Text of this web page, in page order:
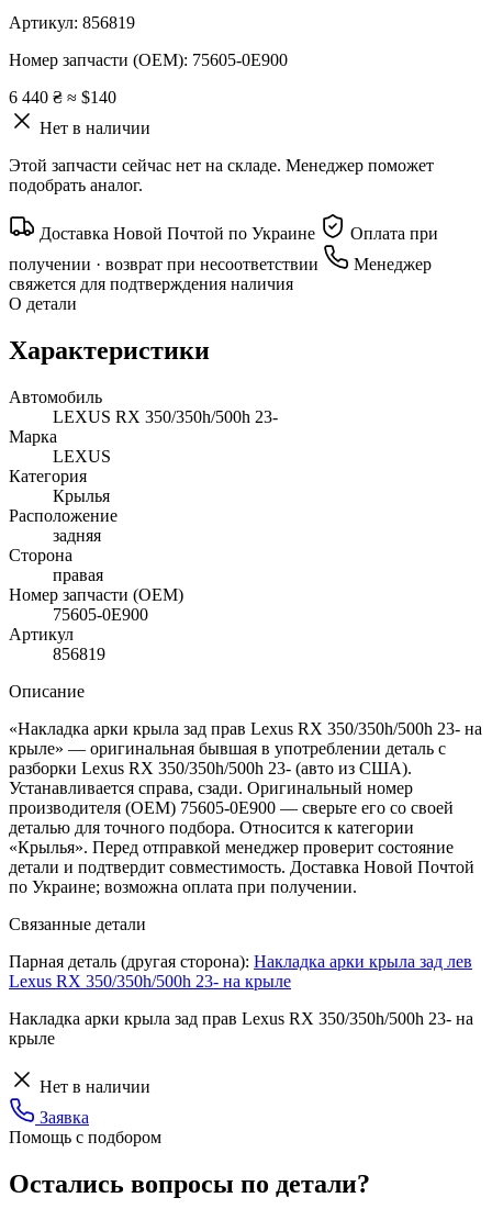
Артикул: 856819
Номер запчасти (OEM): 75605-0E900
6 440 ₴ ≈ $140
Нет в наличии
Этой запчасти сейчас нет на складе. Менеджер поможет
подобрать аналог.
Доставка Новой Почтой по Украине
Оплата при
получении · возврат при несоответствии
Менеджер
свяжется для подтверждения наличия
О детали
Характеристики
Автомобиль
LEXUS RX 350/350h/500h 23-
Марка
LEXUS
Категория
Крылья
Расположение
задняя
Сторона
правая
Номер запчасти (OEM)
75605-0E900
Артикул
856819
Описание
«Накладка арки крыла зад прав Lexus RX 350/350h/500h 23- на
крыле» — оригинальная бывшая в употреблении деталь с
разборки Lexus RX 350/350h/500h 23- (авто из США).
Устанавливается справа, сзади. Оригинальный номер
производителя (OEM) 75605-0E900 — сверьте его со своей
деталью для точного подбора. Относится к категории
«Крылья». Перед отправкой менеджер проверит состояние
детали и подтвердит совместимость. Доставка Новой Почтой
по Украине; возможна оплата при получении.
Связанные детали
Парная деталь (другая сторона): Накладка арки крыла зад лев
Lexus RX 350/350h/500h 23- на крыле
Накладка арки крыла зад прав Lexus RX 350/350h/500h 23- на
крыле
Нет в наличии
Заявка
Помощь с подбором
Остались вопросы по детали?